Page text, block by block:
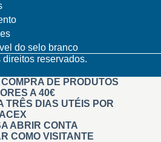
do selo branco
reservados.
DE PRODUTOS
A 40€
TRÊS DIAS UTÉIS POR
ABRIR CONTA
COMO VISITANTE